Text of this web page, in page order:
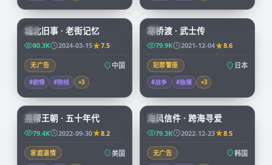
CN
99:17
城北旧事 · 老街记忆
80.3K 2024-03-15 7.5
无广告 中国
#剧情 #院线 +3
JP
99:29
寒桥渡 · 武士传
79.9K 2021-12-04 8.6
犯罪警匪 日本
#战争 #独播 +3
CN
黑帮王朝 · 五十年代
79.4K 2022-09-30 8.2
家庭温情 美国
KR
海风信件 · 跨海寻爱
79.3K 2022-12-23 8.5
无广告 韩国